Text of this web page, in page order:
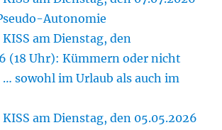
Autonomie
am Dienstag, den
(18 Uhr): Kümmern oder nicht
sowohl im Urlaub als auch im
am Dienstag, den 05.05.2026